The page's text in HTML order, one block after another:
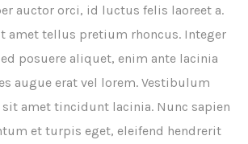
auctor orci, id luctus felis laoreet a.
amet tellus pretium rhoncus. Integer
posuere aliquet, enim ante lacinia
augue erat vel lorem. Vestibulum
amet tincidunt lacinia. Nunc sapien
et turpis eget, eleifend hendrerit